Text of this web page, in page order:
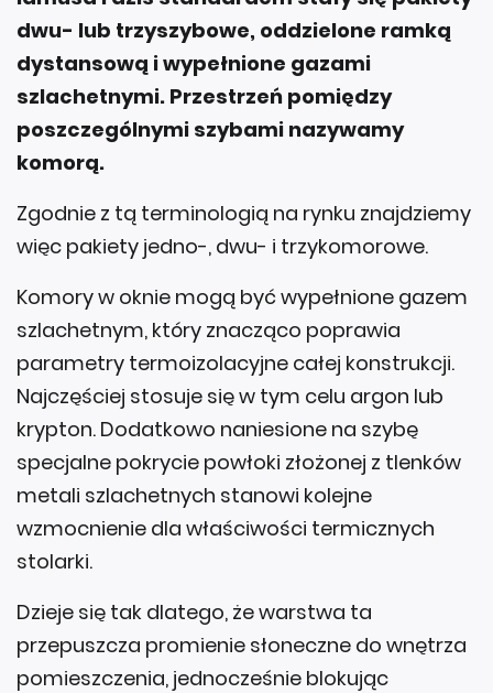
dwu- lub trzyszybowe, oddzielone ramką
dystansową i wypełnione gazami
szlachetnymi. Przestrzeń pomiędzy
poszczególnymi szybami nazywamy
komorą.
Zgodnie z tą terminologią na rynku znajdziemy
więc pakiety jedno-, dwu- i trzykomorowe.
Komory w oknie mogą być wypełnione gazem
szlachetnym, który znacząco poprawia
parametry termoizolacyjne całej konstrukcji.
Najczęściej stosuje się w tym celu argon lub
krypton. Dodatkowo naniesione na szybę
specjalne pokrycie powłoki złożonej z tlenków
metali szlachetnych stanowi kolejne
wzmocnienie dla właściwości termicznych
stolarki.
Dzieje się tak dlatego, że warstwa ta
przepuszcza promienie słoneczne do wnętrza
pomieszczenia, jednocześnie blokując